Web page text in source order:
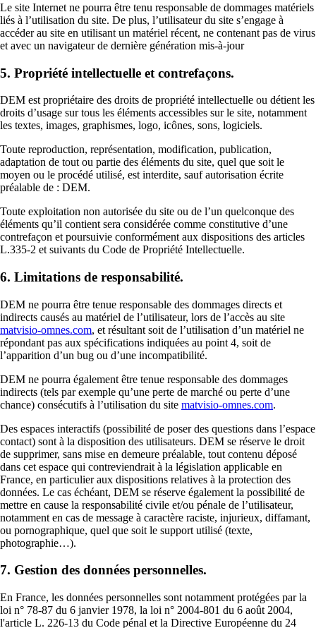
Le site Internet ne pourra être tenu responsable de dommages matériels
liés à l’utilisation du site. De plus, l’utilisateur du site s’engage à
accéder au site en utilisant un matériel récent, ne contenant pas de virus
et avec un navigateur de dernière génération mis-à-jour
5. Propriété intellectuelle et contrefaçons.
DEM est propriétaire des droits de propriété intellectuelle ou détient les
droits d’usage sur tous les éléments accessibles sur le site, notamment
les textes, images, graphismes, logo, icônes, sons, logiciels.
Toute reproduction, représentation, modification, publication,
adaptation de tout ou partie des éléments du site, quel que soit le
moyen ou le procédé utilisé, est interdite, sauf autorisation écrite
préalable de : DEM.
Toute exploitation non autorisée du site ou de l’un quelconque des
éléments qu’il contient sera considérée comme constitutive d’une
contrefaçon et poursuivie conformément aux dispositions des articles
L.335-2 et suivants du Code de Propriété Intellectuelle.
6. Limitations de responsabilité.
DEM ne pourra être tenue responsable des dommages directs et
indirects causés au matériel de l’utilisateur, lors de l’accès au site
matvisio-omnes.com, et résultant soit de l’utilisation d’un matériel ne
répondant pas aux spécifications indiquées au point 4, soit de
l’apparition d’un bug ou d’une incompatibilité.
DEM ne pourra également être tenue responsable des dommages
indirects (tels par exemple qu’une perte de marché ou perte d’une
chance) consécutifs à l’utilisation du site matvisio-omnes.com.
Des espaces interactifs (possibilité de poser des questions dans l’espace
contact) sont à la disposition des utilisateurs. DEM se réserve le droit
de supprimer, sans mise en demeure préalable, tout contenu déposé
dans cet espace qui contreviendrait à la législation applicable en
France, en particulier aux dispositions relatives à la protection des
données. Le cas échéant, DEM se réserve également la possibilité de
mettre en cause la responsabilité civile et/ou pénale de l’utilisateur,
notamment en cas de message à caractère raciste, injurieux, diffamant,
ou pornographique, quel que soit le support utilisé (texte,
photographie…).
7. Gestion des données personnelles.
En France, les données personnelles sont notamment protégées par la
loi n° 78-87 du 6 janvier 1978, la loi n° 2004-801 du 6 août 2004,
l'article L. 226-13 du Code pénal et la Directive Européenne du 24